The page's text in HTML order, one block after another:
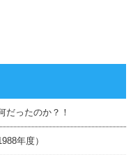
ったのか？！
年度）